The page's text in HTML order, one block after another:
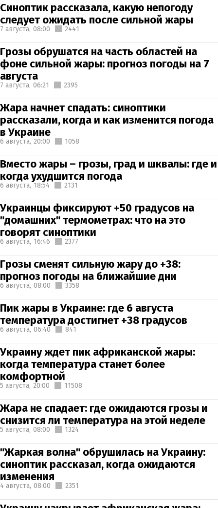
Синоптик рассказала, какую непогоду
следует ожидать после сильной жары
7 августа, 08:00 2441
Грозы обрушатся на часть областей на
фоне сильной жары: прогноз погоды на 7
августа
7 августа, 06:21 2395
Жара начнет спадать: синоптики
рассказали, когда и как изменится погода
в Украине
6 августа, 20:00 1058
Вместо жары – грозы, град и шквалы: где и
когда ухудшится погода
6 августа, 18:54 2131
Украинцы фиксируют +50 градусов на
"домашних" термометрах: что на это
говорят синоптики
6 августа, 16:46 2377
Грозы сменят сильную жару до +38:
прогноз погоды на ближайшие дни
6 августа, 08:00 3358
Пик жары в Украине: где 6 августа
температура достигнет +38 градусов
6 августа, 06:40 841
Украину ждет пик африканской жары:
когда температура станет более
комфортной
5 августа, 20:00 11508
Жара не спадает: где ожидаются грозы и
снизится ли температура на этой неделе
5 августа, 08:00 1324
"Жаркая волна" обрушилась на Украину:
синоптик рассказал, когда ожидаются
изменения
4 августа, 08:00 2351